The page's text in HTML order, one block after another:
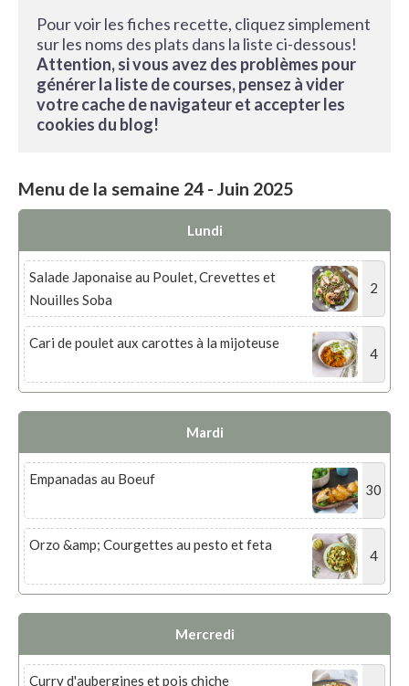
Pour voir les fiches recette, cliquez simplement
sur les noms des plats dans la liste ci-dessous!
Attention, si vous avez des problèmes pour
générer la liste de courses, pensez à vider
votre cache de navigateur et accepter les
cookies du blog!
Menu de la semaine 24 - Juin 2025
Lundi
Salade Japonaise au Poulet, Crevettes et
Nouilles Soba
2
Cari de poulet aux carottes à la mijoteuse
4
Mardi
Empanadas au Boeuf
30
Orzo &amp; Courgettes au pesto et feta
4
Mercredi
Curry d'aubergines et pois chiche